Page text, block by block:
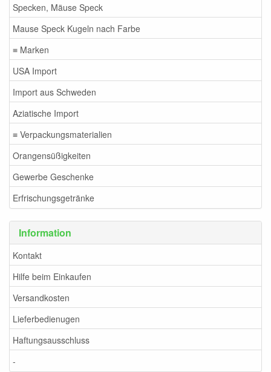
Specken, Mäuse Speck
Mause Speck Kugeln nach Farbe
≡ Marken
USA Import
Import aus Schweden
Aziatische Import
≡ Verpackungsmaterialien
Orangensüßigkeiten
Gewerbe Geschenke
Erfrischungsgetränke
Information
Kontakt
Hilfe beim Einkaufen
Versandkosten
Lieferbedienugen
Haftungsausschluss
-